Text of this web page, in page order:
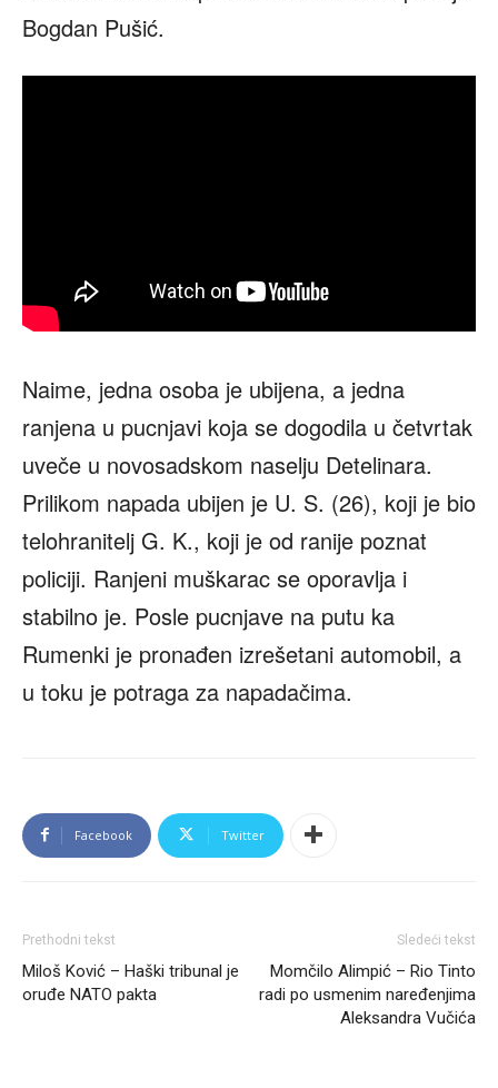
Bogdan Pušić.
Naime, jedna osoba je ubijena, a jedna
ranjena u pucnjavi koja se dogodila u četvrtak
uveče u novosadskom naselju Detelinara.
Prilikom napada ubijen je U. S. (26), koji je bio
telohranitelj G. K., koji je od ranije poznat
policiji. Ranjeni muškarac se oporavlja i
stabilno je. Posle pucnjave na putu ka
Rumenki je pronađen izrešetani automobil, a
u toku je potraga za napadačima.
Facebook Twitter
Prethodni tekst
Miloš Ković – Haški tribunal je
oruđe NATO pakta
Sledeći tekst
Momčilo Alimpić – Rio Tinto
radi po usmenim naređenjima
Aleksandra Vučića